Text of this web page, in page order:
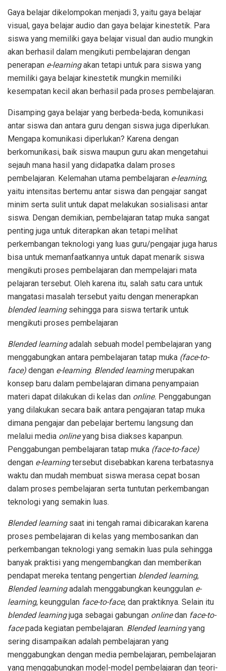
Gaya belajar dikelompokan menjadi 3, yaitu gaya belajar
visual, gaya belajar audio dan gaya belajar kinestetik. Para
siswa yang memiliki gaya belajar visual dan audio mungkin
akan berhasil dalam mengikuti pembelajaran dengan
penerapan e-learningakan tetapi untuk para siswa yang
memiliki gaya belajar kinestetik mungkin memiliki
kesempatan kecil akan berhasil pada proses pembelajaran.
Disamping gaya belajar yang berbeda-beda, komunikasi
antar siswa dan antara guru dengan siswa juga diperlukan.
Mengapa komunikasi diperlukan? Karena dengan
berkomunikasi, baik siswa maupun guru akan mengetahui
sejauh mana hasil yang didapatka dalam proses
pembelajaran. Kelemahan utama pembelajaran e-learning,
yaitu intensitas bertemu antar siswa dan pengajar sangat
minim serta sulit untuk dapat melakukan sosialisasi antar
siswa. Dengan demikian, pembelajaran tatap muka sangat
penting juga untuk diterapkan akan tetapi melihat
perkembangan teknologi yang luas guru/pengajar juga harus
bisa untuk memanfaatkannya untuk dapat menarik siswa
mengikuti proses pembelajaran dan mempelajari mata
pelajaran tersebut. Oleh karena itu, salah satu cara untuk
mangatasi masalah tersebut yaitu dengan menerapkan
blended learning sehingga para siswa tertarik untuk
mengikuti proses pembelajaran
Blended learningadalah sebuah model pembelajaran yang
menggabungkan antara pembelajaran tatap muka (face-to-
face) dengan e-learning. Blended learningmerupakan
konsep baru dalam pembelajaran dimana penyampaian
materi dapat dilakukan di kelas dan online. Penggabungan
yang dilakukan secara baik antara pengajaran tatap muka
dimana pengajar dan pebelajar bertemu langsung dan
melalui media onlineyang bisa diakses kapanpun.
Penggabungan pembelajaran tatap muka (face-to-face)
dengan e-learningtersebut disebabkan karena terbatasnya
waktu dan mudah membuat siswa merasa cepat bosan
dalam proses pembelajaran serta tuntutan perkembangan
teknologi yang semakin luas.
Blended learning saat ini tengah ramai dibicarakan karena
proses pembelajaran di kelas yang membosankan dan
perkembangan teknologi yang semakin luas pula sehingga
banyak praktisi yang mengembangkan dan memberikan
pendapat mereka tentang pengertian blended learning,
Blended learningadalah menggabungkan keunggulan e-
learning, keunggulan face-to-face, dan praktiknya. Selain itu
blended learningjuga sebagai gabungan onlinedan face-to-
facepada kegiatan pembelajaran. Blended learningyang
sering disampaikan adalah pembelajaran yang
menggabungkan dengan media pembelajaran, pembelajaran
yang menggabungkan model-model pembelajaran dan teori-